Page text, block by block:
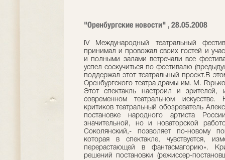
"Оренбургские новости" , 28.05.2008
IV Международный театральный
принимал и провожал своих гостей и
и полными залами встречали все
успел соскучиться по фестивалю
поддержал этот театральный проект.В
Оренбургского театра драмы им. М.
Этот спектакль настроил и
современном театральном
критиков театральный обозреватель
постановке народного артиста
значительной, но и новаторской
Соколянский,- позволяет по-новому
которая в спектакле, чувствуется,
перерастающей в фантасмагорию».
решений постановки (режиссер-